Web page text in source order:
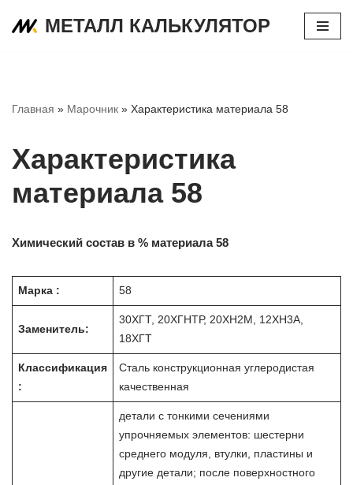
МЕТАЛЛ КАЛЬКУЛЯТОР
Главная » Марочник » Характеристика материала 58
Характеристика
материала 58
Химический состав в % материала 58
Марка : 58
Заменитель:
30ХГТ, 20ХГНТР, 20ХН2М, 12ХН3А,
18ХГТ
Классификация
:
Сталь конструкционная углеродистая
качественная
детали с тонкими сечениями
упрочняемых элементов: шестерни
среднего модуля, втулки, пластины и
другие детали; после поверхностного